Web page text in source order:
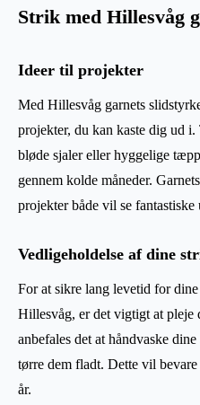
Strik med Hillesvåg
Ideer til projekter
Med Hillesvåg garnets
projekter, du kan kaste dig ud
bløde sjaler eller hyggelige
gennem kolde måneder.
projekter både vil se
Vedligeholdelse af dine
For at sikre lang levetid for
Hillesvåg, er det vigtigt at pleje
anbefales det at håndvaske
tørre dem fladt. Dette vil
år.